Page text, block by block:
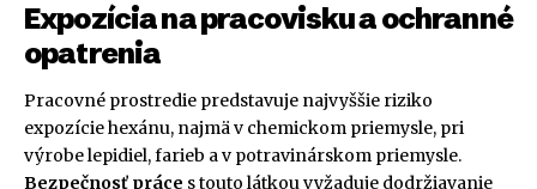
Expozícia na pracovisku a ochranné
opatrenia
Pracovné prostredie predstavuje najvyššie riziko
expozície hexánu, najmä v chemickom priemysle, pri
výrobe lepidiel, farieb a v potravinárskom priemysle.
Bezpečnosť práce s touto látkou vyžaduje dodržiavanie